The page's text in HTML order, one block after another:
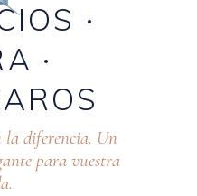
la diferencia. Un
para vuestra